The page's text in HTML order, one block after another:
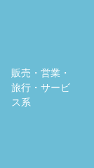
販売・営業・
旅行・サービ
ス系